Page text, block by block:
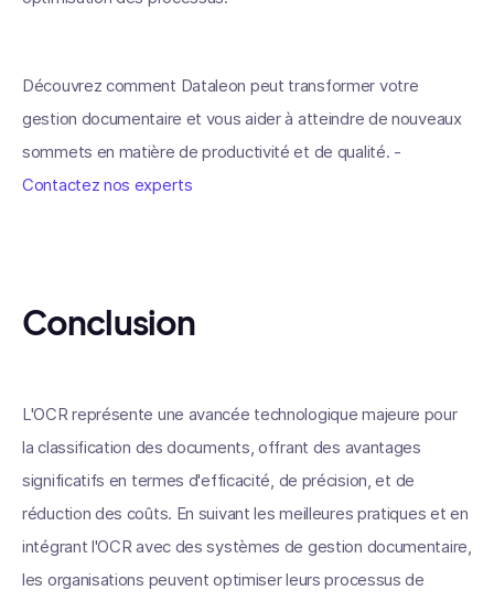
Découvrez comment Dataleon peut transformer votre
gestion documentaire et vous aider à atteindre de nouveaux
sommets en matière de productivité et de qualité. -
Contactez nos experts
Conclusion
L'OCR représente une avancée technologique majeure pour
la classification des documents, offrant des avantages
significatifs en termes d'efficacité, de précision, et de
réduction des coûts. En suivant les meilleures pratiques et en
intégrant l'OCR avec des systèmes de gestion documentaire,
les organisations peuvent optimiser leurs processus de